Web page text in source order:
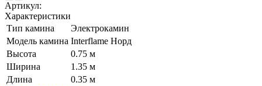
Артикул:
Характеристики
Тип камина
Электрокамин
Модель камина Interflame Норд
Высота
0.75 м
Ширина
1.35 м
Длина
0.35 м